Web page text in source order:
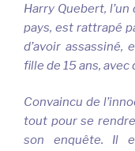
Harry Quebert,
pays, est rattrapé
d’avoir assassiné,
fille de 15 ans,
Convaincu de
tout pour se
son enquête. Il